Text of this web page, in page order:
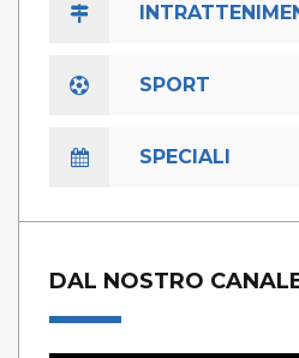
SPORT
SPECIALI
DAL NOSTRO